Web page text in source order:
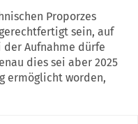
Proporzes
sein, auf
Aufnahme dürfe
dies sei aber 2025
ermöglicht worden,